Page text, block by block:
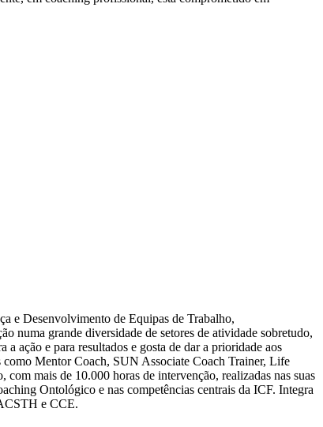
e Desenvolvimento de Equipas de Trabalho,
numa grande diversidade de setores de atividade sobretudo,
ação e para resultados e gosta de dar a prioridade aos
Mentor Coach, SUN Associate Coach Trainer, Life
mais de 10.000 horas de intervenção, realizadas nas suas
Ontológico e nas competências centrais da ICF. Integra
e CCE.